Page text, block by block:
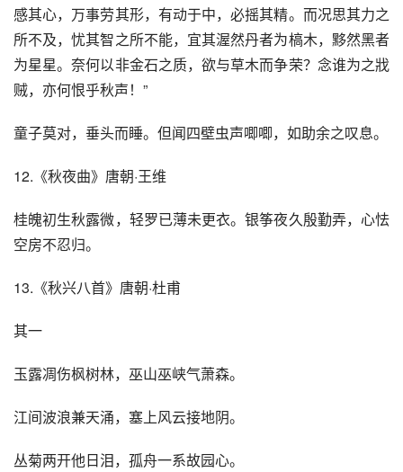
感其心，万事劳其形，有动于中，必摇其精。而况思其力之
所不及，忧其智之所不能，宜其渥然丹者为槁木，黟然黑者
为星星。奈何以非金石之质，欲与草木而争荣？念谁为之戕
贼，亦何恨乎秋声！”
童子莫对，垂头而睡。但闻四壁虫声唧唧，如助余之叹息。
12.《秋夜曲》唐朝·王维
桂魄初生秋露微，轻罗已薄未更衣。银筝夜久殷勤弄，心怯
空房不忍归。
13.《秋兴八首》唐朝·杜甫
其一
玉露凋伤枫树林，巫山巫峡气萧森。
江间波浪兼天涌，塞上风云接地阴。
丛菊两开他日泪，孤舟一系故园心。